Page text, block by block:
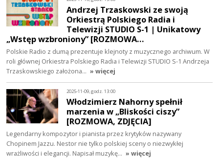
Andrzej Trzaskowski ze swoją
Orkiestrą Polskiego Radia i
Telewizji STUDIO S-1 | Unikatowy
„Wstęp wzbroniony” [ROZMOWA…
Polskie Radio z dumą prezentuje klejnoty z muzycznego archiwum. W
roli głównej Orkiestra Polskiego Radia i Telewizji STUDIO S-1 Andrzeja
Trzaskowskiego założona… » więcej
2025-11-09, godz. 13:00
Włodzimierz Nahorny spełnił
marzenia w „Bliskości ciszy”
[ROZMOWA, ZDJĘCIA]
Legendarny kompozytor i pianista przez krytyków nazywany
Chopinem Jazzu. Nestor nie tylko polskiej sceny o niezwykłej
wrażliwości i elegancji. Napisał muzykę… » więcej